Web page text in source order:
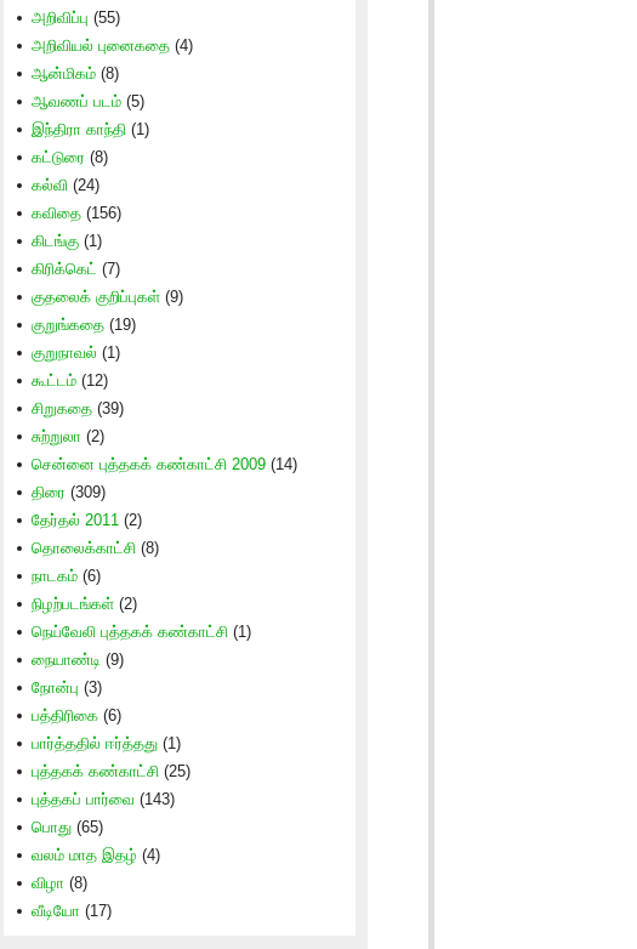
அறிவிப்பு (55)
அறிவியல் புனைகதை (4)
ஆன்மிகம் (8)
ஆவணப் படம் (5)
இந்திரா காந்தி (1)
கட்டுரை (8)
கல்வி (24)
கவிதை (156)
கிடங்கு (1)
கிரிக்கெட் (7)
குதலைக் குறிப்புகள் (9)
குறுங்கதை (19)
குறுநாவல் (1)
கூட்டம் (12)
சிறுகதை (39)
சுற்றுலா (2)
சென்னை புத்தகக் கண்காட்சி 2009 (14)
திரை (309)
தேர்தல் 2011 (2)
தொலைக்காட்சி (8)
நாடகம் (6)
நிழற்படங்கள் (2)
நெய்வேலி புத்தகக் கண்காட்சி (1)
நையாண்டி (9)
நோன்பு (3)
பத்திரிகை (6)
பார்த்ததில் ஈர்த்தது (1)
புத்தகக் கண்காட்சி (25)
புத்தகப் பார்வை (143)
பொது (65)
வலம் மாத இதழ் (4)
விழா (8)
வீடியோ (17)